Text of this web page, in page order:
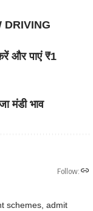
DRIVING
और पाएं ₹1
मंडी भाव
Follow:
schemes, admit